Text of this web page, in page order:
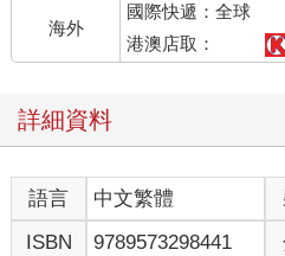
海外
國際快遞：全球
港澳店取：
詳細資料
語言 中文繁體
ISBN
9789573298441